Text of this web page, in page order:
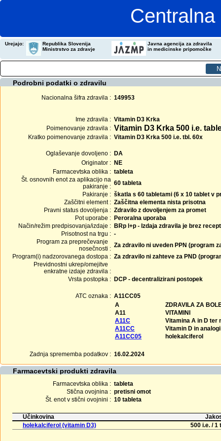
Urejajo:
Republika Slovenija
Ministrstvo za zdravje
Javna agencija za zdravila
in medicinske pripomočke
Podrobni podatki o zdravilu
Nacionalna šifra zdravila : 149953
Ime zdravila : Vitamin D3 Krka
Poimenovanje zdravila : Vitamin D3 Krka 500 i.e.
Kratko poimenovanje zdravila : Vitamin D3 Krka 500 i.e. tbl. 60x
Oglaševanje dovoljeno : DA
Originator : NE
Farmacevtska oblika : tableta
Št. osnovnih enot za aplikacijo na
pakiranje : 60 tableta
Pakiranje : škatla s 60 tabletami (6 x 10 tablet v
Zaščitni element : Zaščitna elementa nista prisotna
Pravni status dovoljenja : Zdravilo z dovoljenjem za promet
Pot uporabe : Peroralna uporaba
Način/režim predpisovanja/izdaje : BRp l+p - Izdaja zdravila je brez
Prisotnost na trgu : -
Program za preprečevanje
nosečnosti : Za zdravilo ni uveden PPN (program
Program(i) nadzorovanega dostopa : Za zdravilo ni zahteve za PND
Previdnostni ukrep/omejitve
enkratne izdaje zdravila :
Vrsta postopka : DCP - decentralizirani postopek
ATC oznaka : A11CC05
A
ZDRAVILA ZA
A11
VITAMINI
A11C
Vitamina A in D ter
A11CC
Vitamin D in analogi
A11CC05
holekalciferol
Zadnja sprememba podatkov : 16.02.2024
Farmacevtski produkti zdravila
Farmacevtska oblika : tableta
Stična ovojnina : pretisni omot
Št. enot v stični ovojnini : 10 tableta
Učinkovina
holekalciferol (vitamin D3)
500 i.e. / 1